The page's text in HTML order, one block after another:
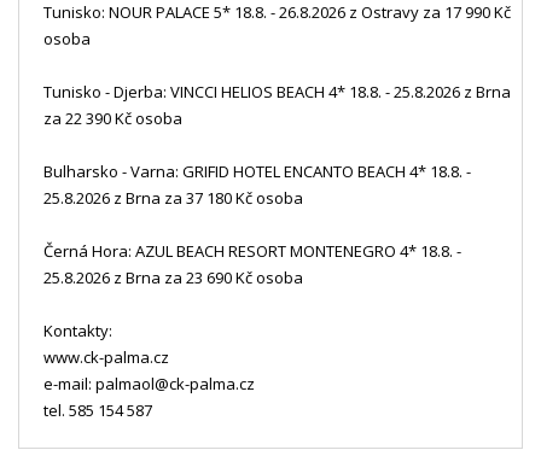
Tunisko: NOUR PALACE 5* 18.8. - 26.8.2026 z Ostravy za 17 990 Kč
osoba
Tunisko - Djerba: VINCCI HELIOS BEACH 4* 18.8. - 25.8.2026 z Brna
za 22 390 Kč osoba
Bulharsko - Varna: GRIFID HOTEL ENCANTO BEACH 4* 18.8. -
25.8.2026 z Brna za 37 180 Kč osoba
Černá Hora: AZUL BEACH RESORT MONTENEGRO 4* 18.8. -
25.8.2026 z Brna za 23 690 Kč osoba
Kontakty:
www.ck-palma.cz
e-mail: palmaol@ck-palma.cz
tel. 585 154 587